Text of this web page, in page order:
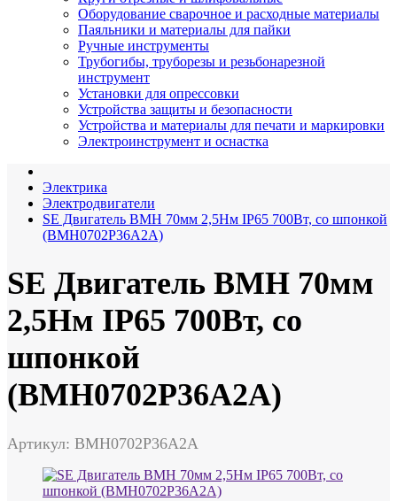
Оборудование сварочное и расходные материалы
Паяльники и материалы для пайки
Ручные инструменты
Трубогибы, труборезы и резьбонарезной
инструмент
Установки для опрессовки
Устройства защиты и безопасности
Устройства и материалы для печати и маркировки
Электроинструмент и оснастка
Электрика
Электродвигатели
SE Двигатель BMH 70мм 2,5Нм IP65 700Вт, со шпонкой
(BMH0702P36A2A)
SE Двигатель BMH 70мм
2,5Нм IP65 700Вт, со
шпонкой
(BMH0702P36A2A)
Артикул: BMH0702P36A2A